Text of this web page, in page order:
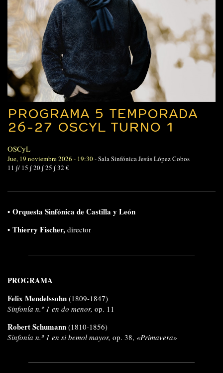
PROGRAMA 5 TEMPORADA
26-27 OSCYL TURNO 1
OSCyL
Jue, 19 noviembre 2026 - 19:30-Sala Sinfónica Jesús López Cobos
11 ∫/ 15 ∫ 20 ∫ 25 ∫ 32 €
• Orquesta Sinfónica de Castilla y León
• Thierry Fischer, director
PROGRAMA
Felix Mendelssohn (1809-1847)
Sinfonía n.º 1 en do menor, op. 11
Robert Schumann (1810-1856)
Sinfonía n.º 1 en si bemol mayor, op. 38, «Primavera»